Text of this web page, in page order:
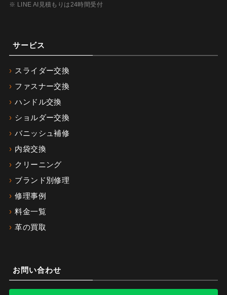
※ LINE AI見積もりは24時間受付
サービス
スライダー交換
ファスナー交換
ハンドル交換
ショルダー交換
バニッシュ補修
内袋交換
クリーニング
ブランド別修理
修理事例
料金一覧
革の買取
お問い合わせ